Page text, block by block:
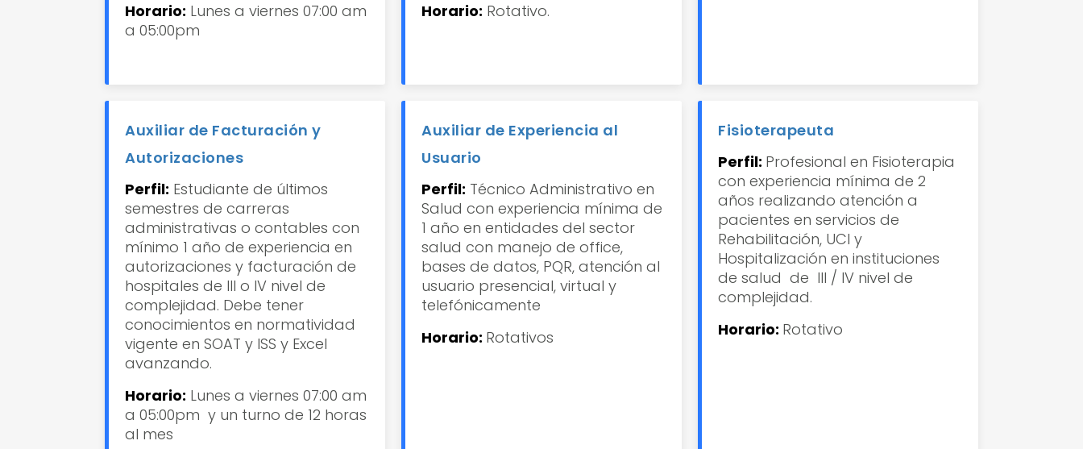
Horario: Lunes a viernes 07:00 am
a 05:00pm
Horario: Rotativo.
Auxiliar de Facturación y
Autorizaciones
Perfil: Estudiante de últimos
semestres de carreras
administrativas o contables con
mínimo 1 año de experiencia en
autorizaciones y facturación de
hospitales de III o IV nivel de
complejidad. Debe tener
conocimientos en normatividad
vigente en SOAT y ISS y Excel
avanzando.
Horario: Lunes a viernes 07:00 am
a 05:00pm y un turno de 12 horas
al mes
Auxiliar de Experiencia al
Usuario
Perfil: Técnico Administrativo en
Salud con experiencia mínima de
1 año en entidades del sector
salud con manejo de office,
bases de datos, PQR, atención al
usuario presencial, virtual y
telefónicamente
Horario: Rotativos
Fisioterapeuta
Perfil: Profesional en Fisioterapia
con experiencia mínima de 2
años realizando atención a
pacientes en servicios de
Rehabilitación, UCI y
Hospitalización en instituciones
de salud de III / IV nivel de
complejidad.
Horario: Rotativo